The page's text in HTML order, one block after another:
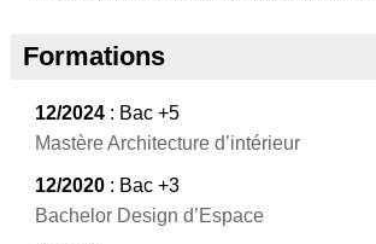
Formations
12/2024 : Bac +5
Mastère Architecture d’intérieur
12/2020 : Bac +3
Bachelor Design d’Espace